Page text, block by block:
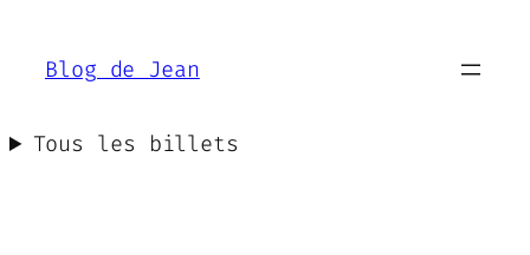
contenu
Blog de Jean
Tous les billets